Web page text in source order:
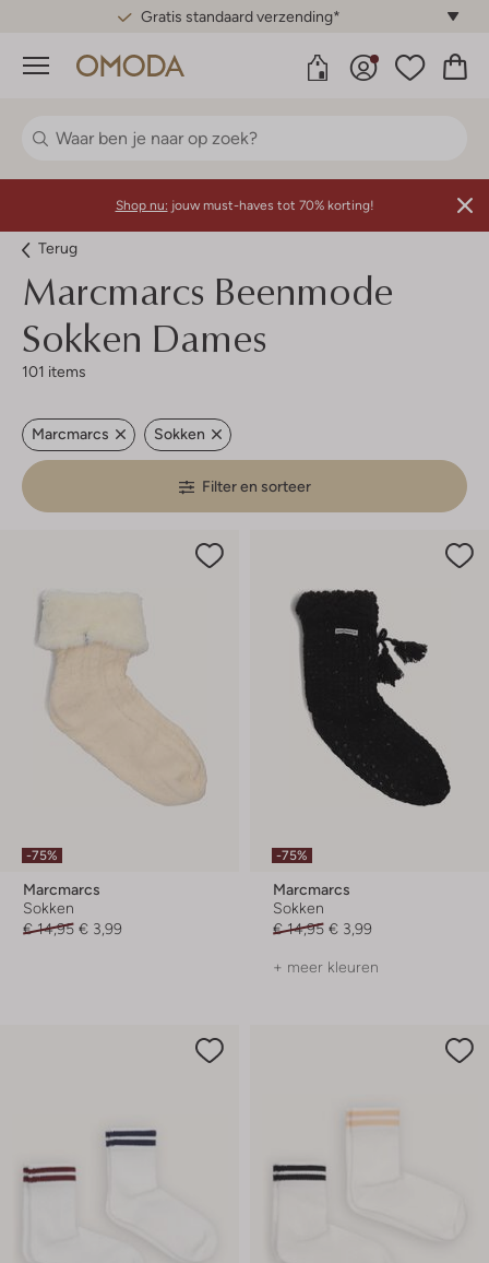
Gratis standaard verzending*
Menu
Shop nu: jouw must-haves tot 70% korting!
Terug
Marcmarcs Beenmode
Sokken Dames
101 items
Marcmarcs Sokken
Filter en sorteer
-75%
Marcmarcs
Sokken
€ 14,95 € 3,99
-75%
Marcmarcs
Sokken
€ 14,95 € 3,99
+ meer kleuren